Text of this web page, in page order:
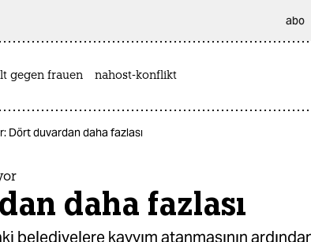
abo
gegen frauen nahost-konflikt
Dört duvardan daha fazlası
daha fazlası
belediyelere kayyım atanmasının